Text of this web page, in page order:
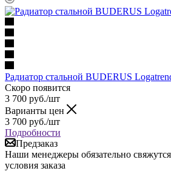
Радиатор стальной BUDERUS
Скоро появится
3 700 руб./шт
Варианты цен
3 700 руб./шт
Подробности
Предзаказ
Наши менеджеры обязательно
условия заказа